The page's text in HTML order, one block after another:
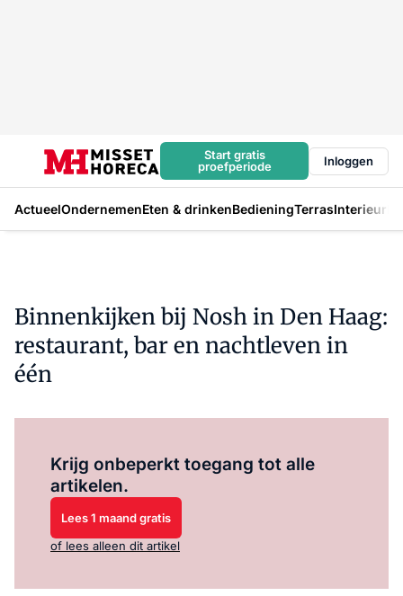
Start gratis
proefperiode
Inloggen
ActueelOndernemenEten & drinkenBedieningTerrasInterieur
Binnenkijken bij Nosh in Den Haag:
restaurant, bar en nachtleven in
één
Krijg onbeperkt toegang tot alle
artikelen.
Lees 1 maand gratis
of lees alleen dit artikel